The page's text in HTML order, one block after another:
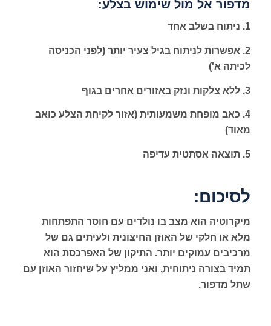
מדפור אל מול שימוש בצלע:
1. ניתוח בשלב אחד
2. אפשרות לניתוח בגיל צעיר יותר (לפני הכניסה
לכיתה א')
3. ללא צלקות ונזק באזורים אחרים בגוף
4. כאב מופחת משמעותית (אזור לקיחת הצלע כואב
מאוד)
5. תוצאה אסתטית עדיפה
לסיכום:
מיקרוטיה הוא מצב בו נולדים עם חוסר התפתחות
מלא או חלקי של האוזן החיצונית ולעיתים גם של
מרכיבים עמוקים יותר. התיקון של האפרכסת הוא
תמיד בצורה ניתוחית, ואני ממליץ על שיחזור האוזן עם
שתל מדפור.